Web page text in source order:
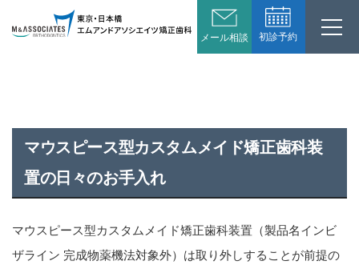
初診予約
メール相談
マウスピース型カスタムメイド矯正歯科装
置の日々のお手入れ
マウスピース型カスタムメイド矯正歯科装置（製品名インビ
ザライン 完成物薬機法対象外）は取り外しすることが前提の